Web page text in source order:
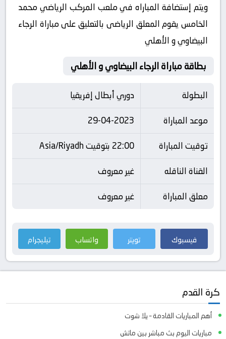
ويتم إستضافة المباراه في ملعب المركب الرياضي محمد
الخامس يقوم المعلق الرياضى بالتعليق على مباراة الرجاء
البيضاوي و الأهلي
بطاقة مباراة الرجاء البيضاوي و الأهلي
البطولة
دوري أبطال إفريقيا
موعد المباراة
29-04-2023
توقيت المباراة
22:00 بتوقيت Asia/Riyadh
القناة الناقله
غير معروف
معلق المباراة
غير معروف
فيسبوك تويتر واتساب تيليجرام
كرة القدم
أهم المباريات القادمة – يلا شوت
مباريات اليوم بث مباشر بين ماتش